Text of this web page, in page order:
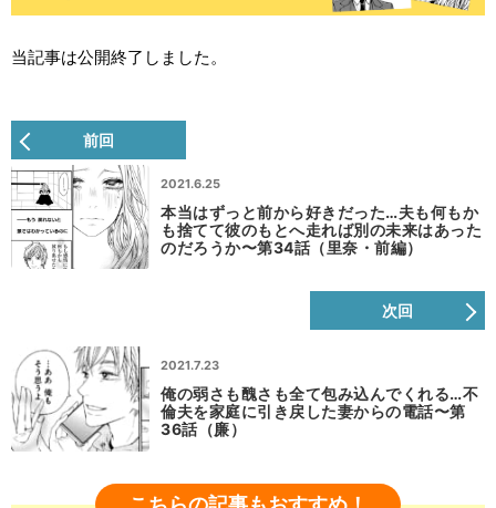
当記事は公開終了しました。
前回
2021.6.25
本当はずっと前から好きだった…夫も何もか
も捨てて彼のもとへ走れば別の未来はあった
のだろうか〜第34話（里奈・前編）
次回
2021.7.23
俺の弱さも醜さも全て包み込んでくれる…不
倫夫を家庭に引き戻した妻からの電話〜第
36話（廉）